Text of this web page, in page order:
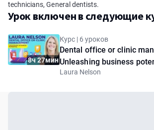
technicians, General dentists.
Урок включен в следующие
8ч 27мин
Курс | 6 уроков
Dental office or clinic
Unleashing business
Laura Nelson